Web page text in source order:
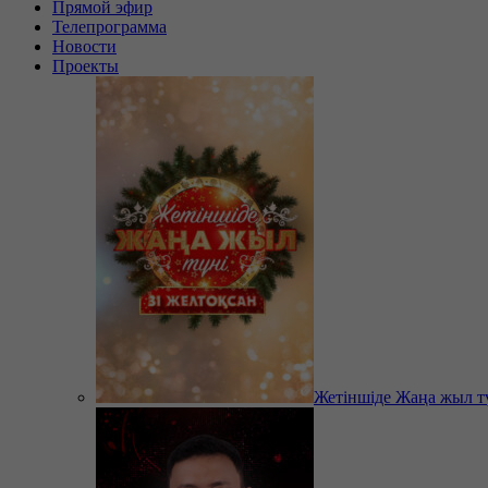
Прямой эфир
Телепрограмма
Новости
Проекты
Жетіншіде Жаңа жыл